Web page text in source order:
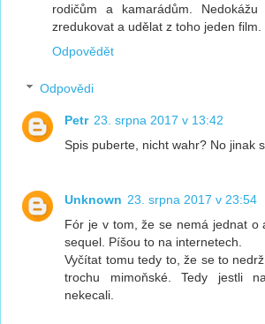
rodičům a kamarádům.
zredukovat a udělat z toho jeden film.
Odpovědět
Odpovědi
Petr 23. srpna 2017 v 13:42
Spis puberte, nicht wahr? No jinak
Unknown 23. srpna 2017 v 23:54
Fór je v tom, že se nemá jednat o
sequel. Píšou to na internetech.
Vyčítat tomu tedy to, že se to
trochu mimoňské. Tedy jestli
nekecali.